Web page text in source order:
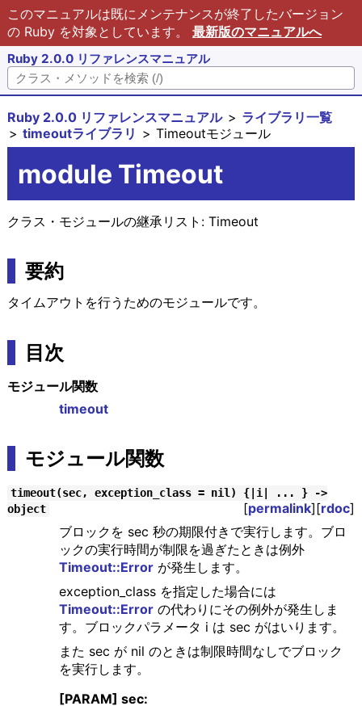
このマニュアルは既にメンテナンスが終了したバージョン
の Ruby を対象としています。 最新版のマニュアルへ
Ruby 2.0.0 リファレンスマニュアル
Ruby 2.0.0 リファレンスマニュアル
ライブラリ一覧
timeoutライブラリ
Timeoutモジュール
module Timeout
クラス・モジュールの継承リスト: Timeout
要約
タイムアウトを行うためのモジュールです。
目次
モジュール関数
timeout
モジュール関数
timeout(sec, exception_class = nil) {|i| ... } ->
object
[permalink][rdoc]
ブロックを sec 秒の期限付きで実行します。ブロ
ックの実行時間が制限を過ぎたときは例外
Timeout::Errorが発生します。
exception_class を指定した場合には
Timeout::Errorの代わりにその例外が発生しま
す。ブロックパラメータ i は sec がはいります。
また sec が nil のときは制限時間なしでブロック
を実行します。
[PARAM] sec: